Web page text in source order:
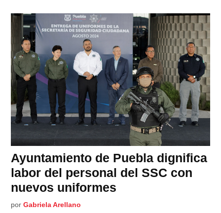
Ayuntamiento de Puebla dignifica
labor del personal del SSC con
nuevos uniformes
por Gabriela Arellano